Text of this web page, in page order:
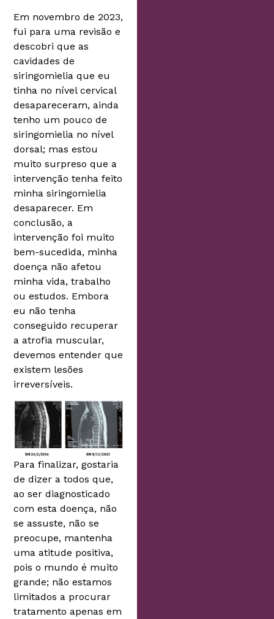
Em novembro de 2023,
fui para uma revisão e
descobri que as
cavidades de
siringomielia que eu
tinha no nível cervical
desapareceram, ainda
tenho um pouco de
siringomielia no nível
dorsal; mas estou
muito surpreso que a
intervenção tenha feito
minha siringomielia
desaparecer. Em
conclusão, a
intervenção foi muito
bem-sucedida, minha
doença não afetou
minha vida, trabalho
ou estudos. Embora
eu não tenha
conseguido recuperar
a atrofia muscular,
devemos entender que
existem lesões
irreversíveis.
Para finalizar, gostaria
de dizer a todos que,
ao ser diagnosticado
com esta doença, não
se assuste, não se
preocupe, mantenha
uma atitude positiva,
pois o mundo é muito
grande; não estamos
limitados a procurar
tratamento apenas em